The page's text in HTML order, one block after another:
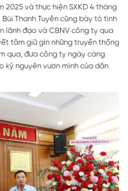
2025 và thực hiện SXKD 4 tháng
Thanh Tuyên cũng bày tỏ tình
lãnh đạo và CBNV công ty qua
tâm giữ gìn những truyền thống
qua, đưa công ty ngày càng
kỷ nguyên vươn mình của dân